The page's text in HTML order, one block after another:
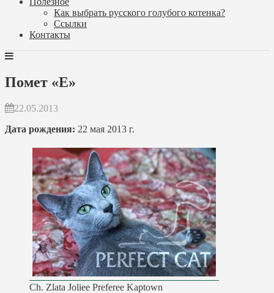
Как выбрать русского голубого котенка?
Ссылки
Контакты
Помет «Е»
22.05.2013
Дата рождения: 22 мая 2013 г.
Ch. Zlata Joliee Preferee Kaptown